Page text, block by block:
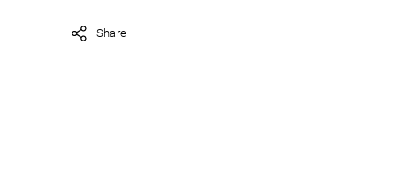
ορίσουμε το ραντεβού μας.
Share